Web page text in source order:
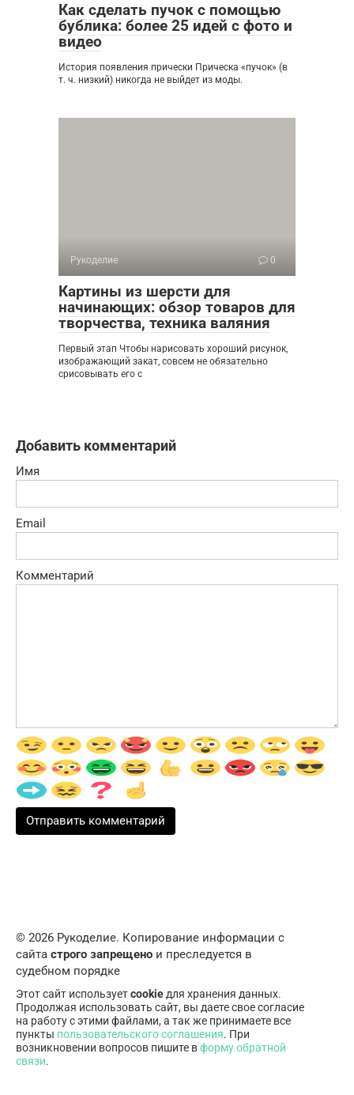
Как сделать пучок с помощью
бублика: более 25 идей с фото и
видео
История появления прически Прическа «пучок» (в
т. ч. низкий) никогда не выйдет из моды.
Рукоделие 0
Картины из шерсти для
начинающих: обзор товаров для
творчества, техника валяния
Первый этап Чтобы нарисовать хороший рисунок,
изображающий закат, совсем не обязательно
срисовывать его с
Добавить комментарий
Имя
Email
Комментарий
© 2026 Рукоделие. Копирование информации с
сайта строго запрещено и преследуется в
судебном порядке
Этот сайт используетcookie для хранения данных.
Продолжая использовать сайт, вы даете свое согласие
на работу с этими файлами, а так же принимаете все
пункты пользовательского соглашения. При
возникновении вопросов пишите вформу обратной
связи.